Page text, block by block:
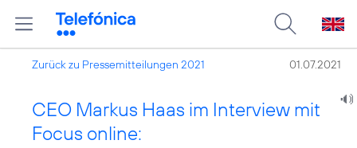
Zurück zu Pressemitteilungen 2021 01.07.2021
CEO Markus Haas im Interview mit
Focus online: